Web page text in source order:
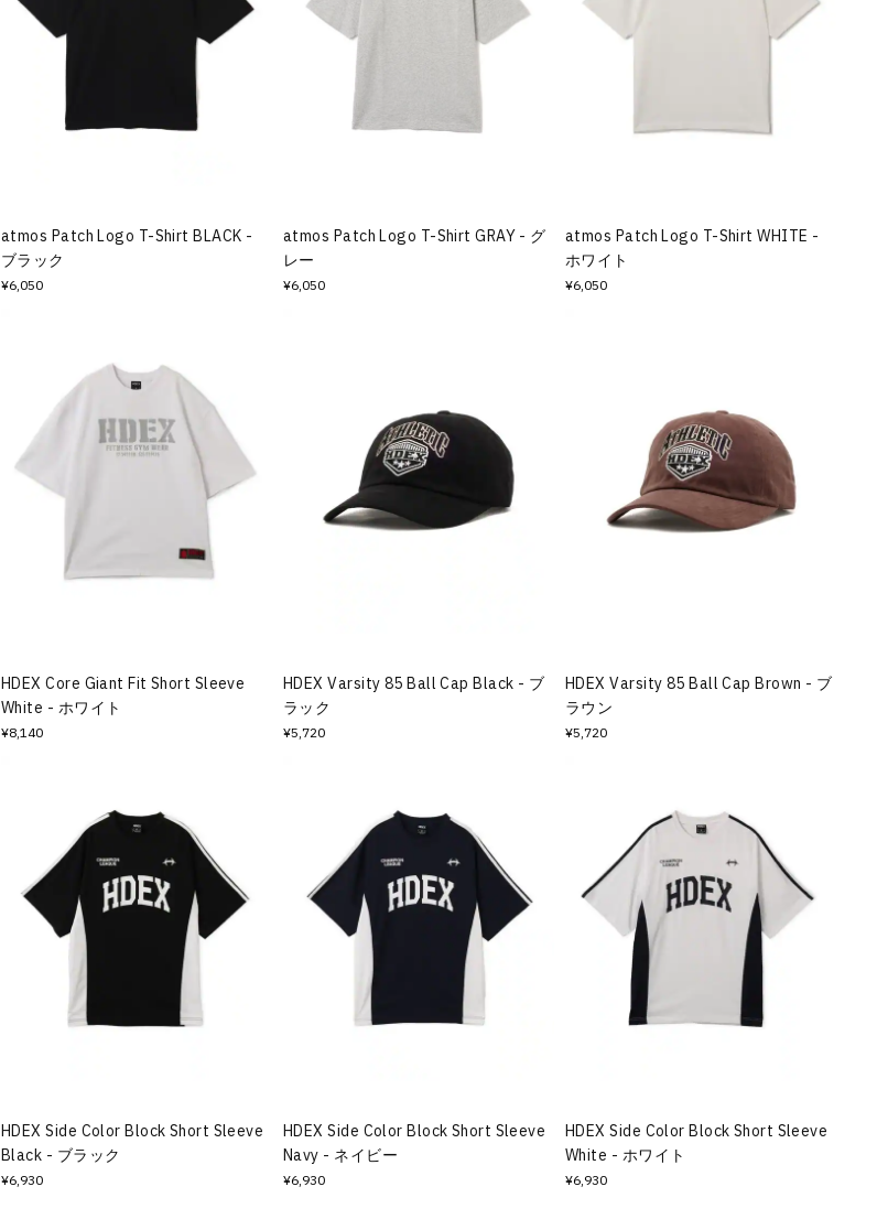
atmos Patch Logo T-Shirt BLACK -
ブラック
¥6,050
atmos Patch Logo T-Shirt GRAY - グ
レー
¥6,050
atmos Patch Logo T-Shirt WHITE -
ホワイト
¥6,050
HDEX Core Giant Fit Short Sleeve
White - ホワイト
¥8,140
HDEX Varsity 85 Ball Cap Black - ブ
ラック
¥5,720
HDEX Varsity 85 Ball Cap Brown - ブ
ラウン
¥5,720
HDEX Side Color Block Short Sleeve
Black - ブラック
¥6,930
HDEX Side Color Block Short Sleeve
Navy - ネイビー
¥6,930
HDEX Side Color Block Short Sleeve
White - ホワイト
¥6,930